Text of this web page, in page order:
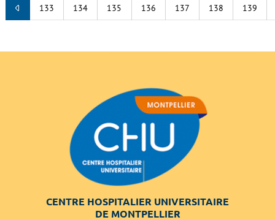
133 134 135 136 137 138 139
CENTRE HOSPITALIER UNIVERSITAIRE
DE MONTPELLIER